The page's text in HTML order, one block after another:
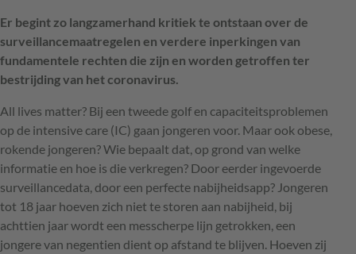
Er begint zo langzamerhand kritiek te ontstaan over de
surveillancemaatregelen en verdere inperkingen van
fundamentele rechten die zijn en worden getroffen ter
bestrijding van het coronavirus.
All lives matter? Bij een tweede golf en capaciteitsproblemen
op de intensive care (IC) gaan jongeren voor. Maar ook obese,
rokende jongeren? Wie bepaalt dat, op grond van welke
informatie en hoe is die verkregen? Door eerder ingevoerde
surveillancedata, door een perfecte nabijheidsapp? Jongeren
tot 18 jaar hoeven zich niet te storen aan nabijheid, bij
achttien jaar wordt een messcherpe lijn getrokken, een
jongere van negentien dient op afstand te blijven. Hoeven zij